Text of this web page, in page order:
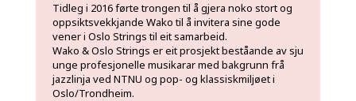
Tidleg i 2016 førte trongen til å gjera noko stort og
oppsiktsvekkjande Wako til å invitera sine gode
vener i Oslo Strings til eit samarbeid.
Wako & Oslo Strings er eit prosjekt beståande av sju
unge profesjonelle musikarar med bakgrunn frå
jazzlinja ved NTNU og pop- og klassiskmiljøet i
Oslo/Trondheim.